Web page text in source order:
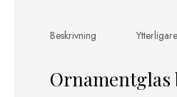
Beskrivning
Ornamentglas